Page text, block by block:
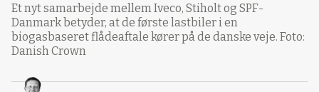
Et nyt samarbejde mellem Iveco, Stiholt og SPF-
Danmark betyder, at de første lastbiler i en
biogasbaseret flådeaftale kører på de danske veje. Foto:
Danish Crown